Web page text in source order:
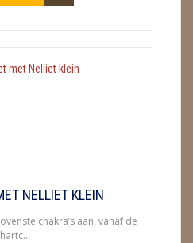
NELLIET KLEIN
chakra’s aan, vanaf de
hartc...